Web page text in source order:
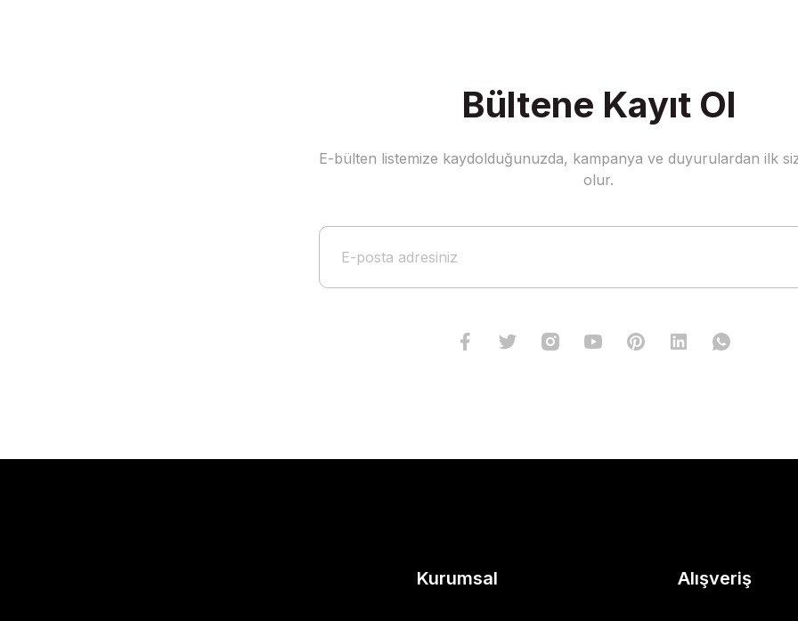
Bültene Kayıt Ol
E-bülten listemize kaydolduğunuzda, kampanya ve duyurulardan ilk
olur.
Kurumsal Alışveriş